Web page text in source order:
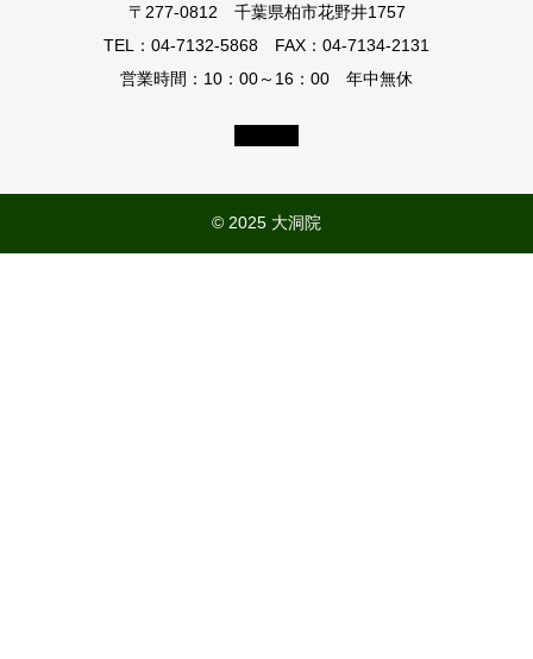
御
朱
印
〒277-0812 千葉県柏市花野井1757
TEL：04-7132-5868 FAX：04-7134-2131
営業時間：10：00～16：00 年中無休
© 2025 大洞院